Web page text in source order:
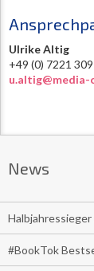
Ulrike Altig
+49 (0) 7221
News
#BookTok